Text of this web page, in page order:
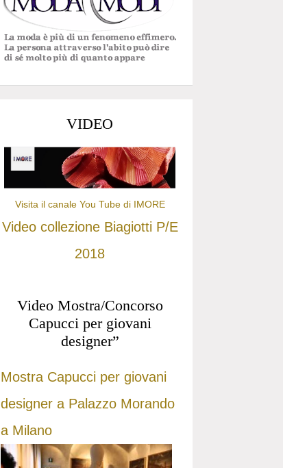
VIDEO
Visita il canale You Tube di IMORE
Video collezione Biagiotti P/E
2018
Video Mostra/Concorso
Capucci per giovani
designer”
Mostra Capucci per giovani
designer a Palazzo Morando
a Milano